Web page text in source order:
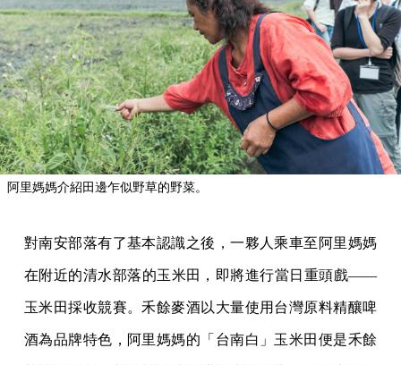
阿里媽媽介紹田邊乍似野草的野菜。
對南安部落有了基本認識之後，一夥人乘車至阿里媽媽
在附近的清水部落的玉米田，即將進行當日重頭戲——
玉米田採收競賽。禾餘麥酒以大量使用台灣原料精釀啤
酒為品牌特色，阿里媽媽的「台南白」玉米田便是禾餘